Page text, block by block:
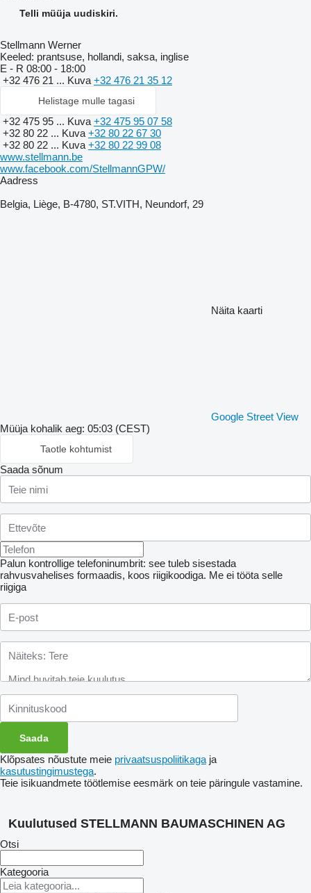
Telli müüja uudiskiri.
Stellmann Werner
Keeled: prantsuse, hollandi, saksa, inglise
E - R 08:00 - 18:00
+32 476 21 ... Kuva +32 476 21 35 12
Helistage mulle tagasi
+32 475 95 ... Kuva +32 475 95 07 58
+32 80 22 ... Kuva +32 80 22 67 30
+32 80 22 ... Kuva +32 80 22 99 08
www.stellmann.be
www.facebook.com/StellmannGPW/
Aadress
Belgia, Liège, B-4780, ST.VITH, Neundorf, 29
Näita kaarti
Google Street View
Müüja kohalik aeg: 05:03 (CEST)
Taotle kohtumist
Saada sõnum
Palun kontrollige telefoninumbrit: see tuleb sisestada
rahvusvahelises formaadis, koos riigikoodiga. Me ei tööta selle
riigiga
Klõpsates nõustute meie privaatsuspoliitikaga ja
kasutustingimustega.
Teie isikuandmete töötlemise eesmärk on teie päringule vastamine.
Kuulutused STELLMANN BAUMASCHINEN AG
Otsi
Kategooria